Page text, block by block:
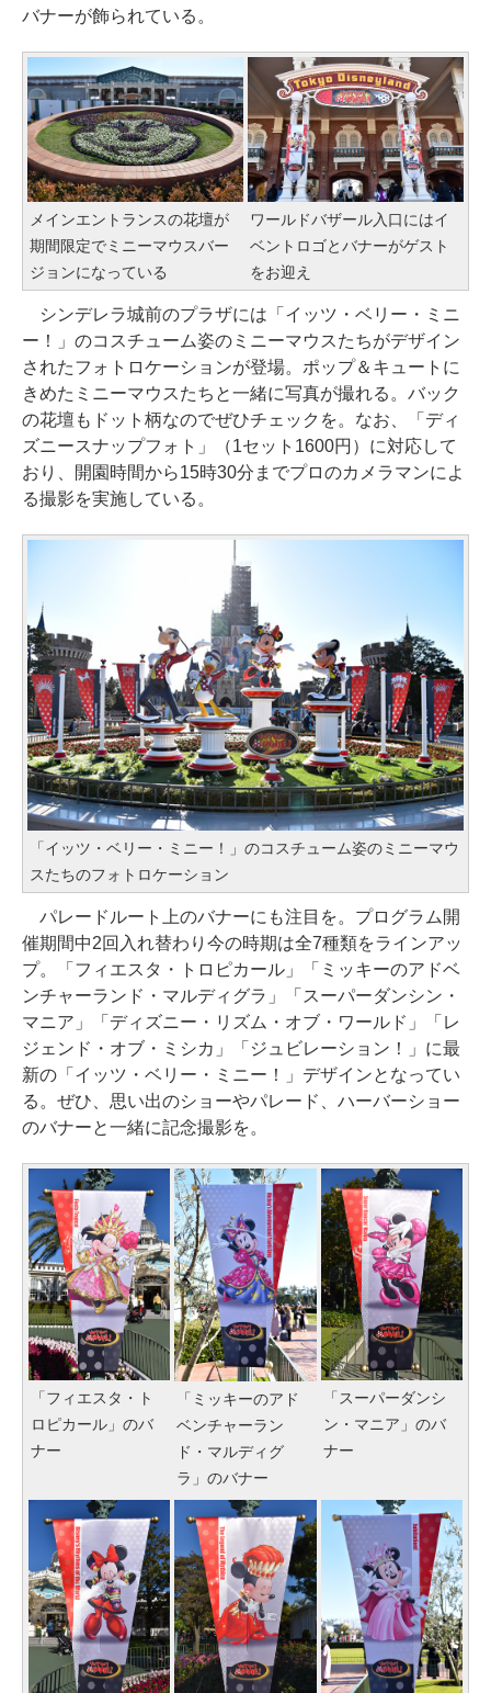
バナーが飾られている。
メインエントランスの花壇が
期間限定でミニーマウスバー
ジョンになっている
ワールドバザール入口にはイ
ベントロゴとバナーがゲスト
をお迎え
シンデレラ城前のプラザには「イッツ・ベリー・ミニ
ー！」のコスチューム姿のミニーマウスたちがデザイン
されたフォトロケーションが登場。ポップ＆キュートに
きめたミニーマウスたちと一緒に写真が撮れる。バック
の花壇もドット柄なのでぜひチェックを。なお、「ディ
ズニースナップフォト」（1セット1600円）に対応して
おり、開園時間から15時30分までプロのカメラマンによ
る撮影を実施している。
「イッツ・ベリー・ミニー！」のコスチューム姿のミニーマウ
スたちのフォトロケーション
パレードルート上のバナーにも注目を。プログラム開
催期間中2回入れ替わり今の時期は全7種類をラインアッ
プ。「フィエスタ・トロピカール」「ミッキーのアドベ
ンチャーランド・マルディグラ」「スーパーダンシン・
マニア」「ディズニー・リズム・オブ・ワールド」「レ
ジェンド・オブ・ミシカ」「ジュビレーション！」に最
新の「イッツ・ベリー・ミニー！」デザインとなってい
る。ぜひ、思い出のショーやパレード、ハーバーショー
のバナーと一緒に記念撮影を。
「フィエスタ・ト
ロピカール」のバ
ナー
「ミッキーのアド
ベンチャーラン
ド・マルディグ
ラ」のバナー
「スーパーダンシ
ン・マニア」のバ
ナー